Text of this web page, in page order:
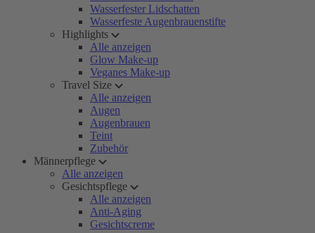
Wasserfester Lidschatten
Wasserfeste Augenbrauenstifte
Highlights
Alle anzeigen
Glow Make-up
Veganes Make-up
Travel Size
Alle anzeigen
Augen
Augenbrauen
Teint
Zubehör
Männerpflege
Alle anzeigen
Gesichtspflege
Alle anzeigen
Anti-Aging
Gesichtscreme